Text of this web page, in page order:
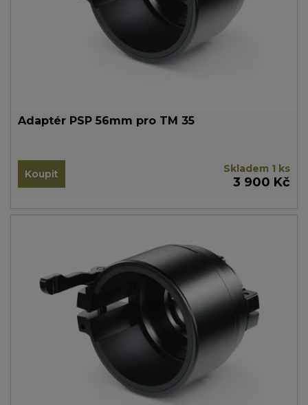
Adaptér PSP 56mm pro TM 35
Koupit Skladem 1 ks
3 900 Kč